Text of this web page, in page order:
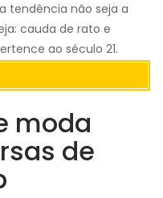
tendência não seja a
cauda de rato e
ao século 21.
moda
de